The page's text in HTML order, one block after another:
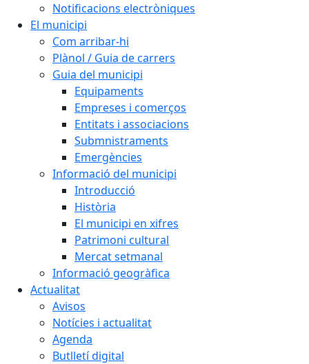
Notificacions electròniques
El municipi
Com arribar-hi
Plànol / Guia de carrers
Guia del municipi
Equipaments
Empreses i comerços
Entitats i associacions
Submnistraments
Emergències
Informació del municipi
Introducció
Història
El municipi en xifres
Patrimoni cultural
Mercat setmanal
Informació geogràfica
Actualitat
Avisos
Notícies i actualitat
Agenda
Butlletí digital